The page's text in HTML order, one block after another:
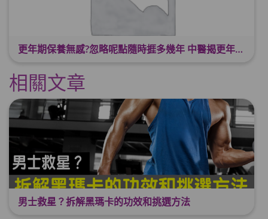
更年期保養無感?忽略呢點隨時捱多幾年 中醫揭更年保養關鍵 輕鬆舒適渡過更年期
相關文章
男士救星？拆解黑瑪卡的功效和挑選方法